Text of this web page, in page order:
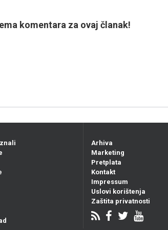
komentara za ovaj članak!
Arhiva
Marketing
Pretplata
Kontakt
Impressum
Uslovi korištenja
Zaštita privatnosti